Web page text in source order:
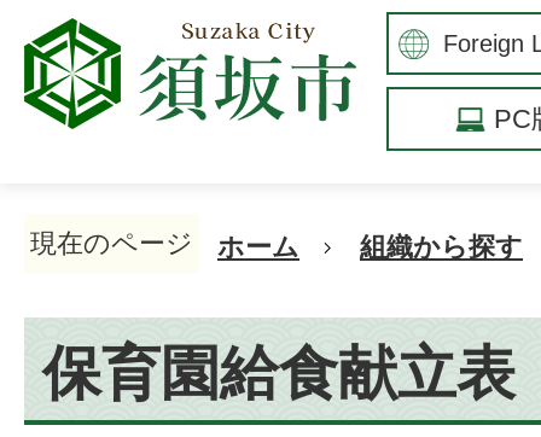
PC
現在のページ ホーム 組織から探す
保育園給食献立表